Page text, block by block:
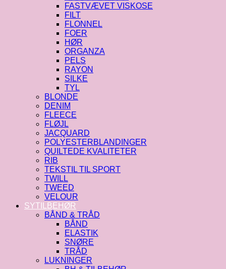
FASTVÆVET VISKOSE
FILT
FLONNEL
FOER
HØR
ORGANZA
PELS
RAYON
SILKE
TYL
BLONDE
DENIM
FLEECE
FLØJL
JACQUARD
POLYESTERBLANDINGER
QUILTEDE KVALITETER
RIB
TEKSTIL TIL SPORT
TWILL
TWEED
VELOUR
SYTILBEHØR
BÅND & TRÅD
BÅND
ELASTIK
SNØRE
TRÅD
LUKNINGER